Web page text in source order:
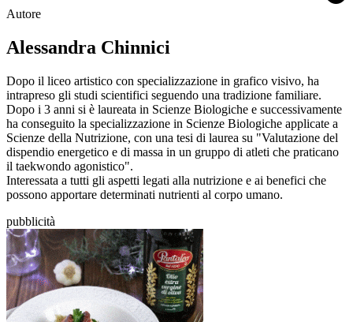
Autore
Alessandra Chinnici
Dopo il liceo artistico con specializzazione in grafico visivo, ha
intrapreso gli studi scientifici seguendo una tradizione familiare.
Dopo i 3 anni si è laureata in Scienze Biologiche e successivamente
ha conseguito la specializzazione in Scienze Biologiche applicate a
Scienze della Nutrizione, con una tesi di laurea su "Valutazione del
dispendio energetico e di massa in un gruppo di atleti che praticano
il taekwondo agonistico".
Interessata a tutti gli aspetti legati alla nutrizione e ai benefici che
possono apportare determinati nutrienti al corpo umano.
pubblicità